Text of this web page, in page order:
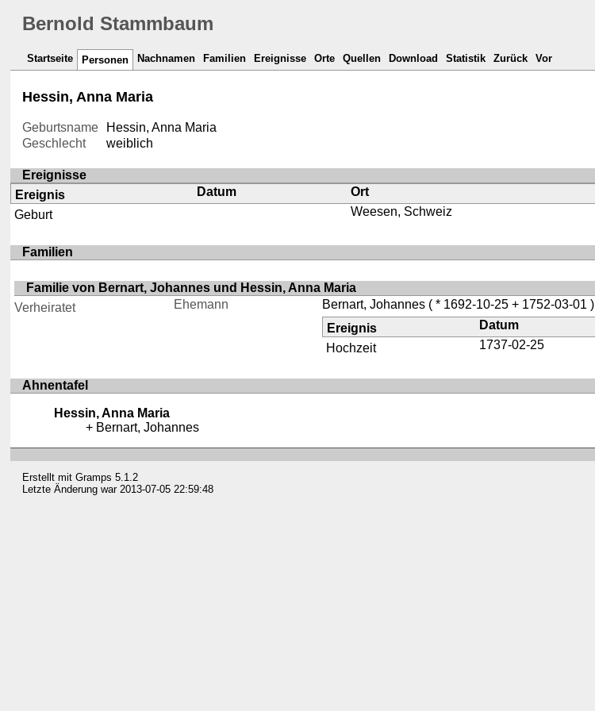
Bernold Stammbaum
Startseite Personen Nachnamen Familien Ereignisse Orte Quellen Download Statistik Zurück Vor
Hessin, Anna Maria
Geburtsname
Hessin, Anna Maria
Geschlecht
weiblich
Ereignisse
Ereignis
Datum Ort
Geburt
Weesen, Schweiz
Familien
Familie von Bernart, Johannes und Hessin, Anna Maria
Verheiratet
Ehemann Bernart, Johannes( * 1692-10-25 + 1752-03-01 )
Ereignis
Datum
Hochzeit
1737-02-25
Ahnentafel
Hessin, Anna Maria
Bernart, Johannes
Erstellt mitGramps 5.1.2
Letzte Änderung war 2013-07-05 22:59:48